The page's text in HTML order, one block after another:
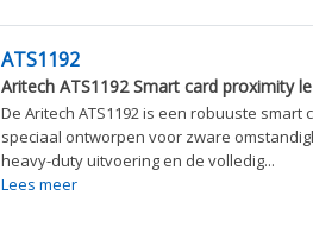
ATS1192
Aritech ATS1192 Smart card proximity
De Aritech ATS1192 is een robuuste smart
speciaal ontworpen voor zware
heavy-duty uitvoering en de volledig...
Lees meer